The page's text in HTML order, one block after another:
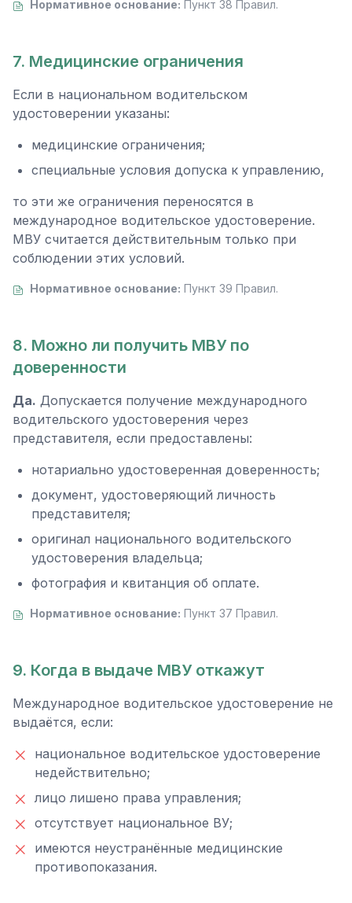
Нормативное основание: Пункт 38 Правил.
7. Медицинские ограничения
Если в национальном водительском
удостоверении указаны:
медицинские ограничения;
специальные условия допуска к управлению,
то эти же ограничения переносятся в
международное водительское удостоверение.
МВУ считается действительным только при
соблюдении этих условий.
Нормативное основание: Пункт 39 Правил.
8. Можно ли получить МВУ по
доверенности
Да. Допускается получение международного
водительского удостоверения через
представителя, если предоставлены:
нотариально удостоверенная доверенность;
документ, удостоверяющий личность
представителя;
оригинал национального водительского
удостоверения владельца;
фотография и квитанция об оплате.
Нормативное основание: Пункт 37 Правил.
9. Когда в выдаче МВУ откажут
Международное водительское удостоверение не
выдаётся, если:
национальное водительское удостоверение
недействительно;
лицо лишено права управления;
отсутствует национальное ВУ;
имеются неустранённые медицинские
противопоказания.